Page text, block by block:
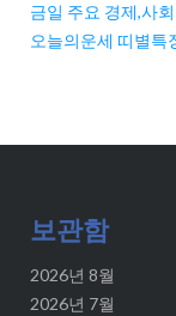
금일 주요 경제,사
오늘의운세 띠별특
보관함
2026년 8월
2026년 7월